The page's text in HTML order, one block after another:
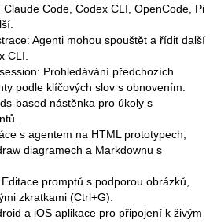
Code, Codex CLI, OpenCode, Pi
Agenti mohou spouštět a řídit další
CLI.
Prohledávání předchozích
podle klíčových slov s obnovením.
based nástěnka pro úkoly s
s agentem na HTML prototypech,
diagramech a Markdownu s
promptů s podporou obrázků,
zkratkami (Ctrl+G).
a iOS aplikace pro připojení k živým